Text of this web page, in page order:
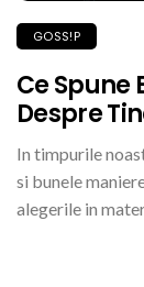
GOSS!P
Ce
Despre
In timpurile
si bunele
alegerile in